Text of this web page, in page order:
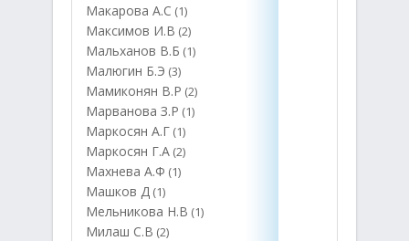
Макарова А.С (1)
Максимов И.В (2)
Мальханов В.Б (1)
Малюгин Б.Э (3)
Мамиконян В.Р (2)
Марванова З.Р (1)
Маркосян А.Г (1)
Маркосян Г.А (2)
Махнева А.Ф (1)
Машков Д (1)
Мельникова Н.В (1)
Милаш С.В (2)